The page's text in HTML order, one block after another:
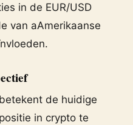
in de EUR/USD
van aAmerikaanse
de huidige
in crypto te